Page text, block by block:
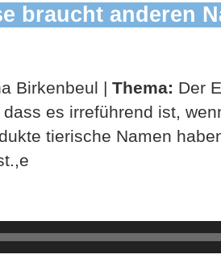
braucht anderen
Birkenbeul | Thema: Der
es irreführend ist,
tierische Namen